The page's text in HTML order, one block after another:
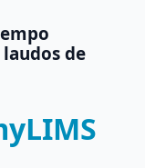
de